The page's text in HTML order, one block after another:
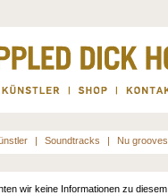
| Soundtracks | Nu grooves
wir keine Informationen zu diesem